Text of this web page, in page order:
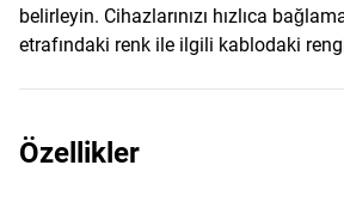
belirleyin. Cihazlarınızı hızlıca
etrafındaki renk ile ilgili kablodaki
Özellikler